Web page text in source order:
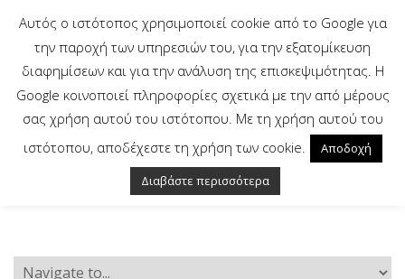
Αυτός ο ιστότοπος χρησιμοποιεί cookie από το Google για
την παροχή των υπηρεσιών του, για την εξατομίκευση
διαφημίσεων και για την ανάλυση της επισκεψιμότητας. Η
Google κοινοποιεί πληροφορίες σχετικά με την από μέρους
σας χρήση αυτού του ιστότοπου. Με τη χρήση αυτού του
ιστότοπου, αποδέχεστε τη χρήση των cookie.
Αποδοχή
Διαβάστε περισσότερα